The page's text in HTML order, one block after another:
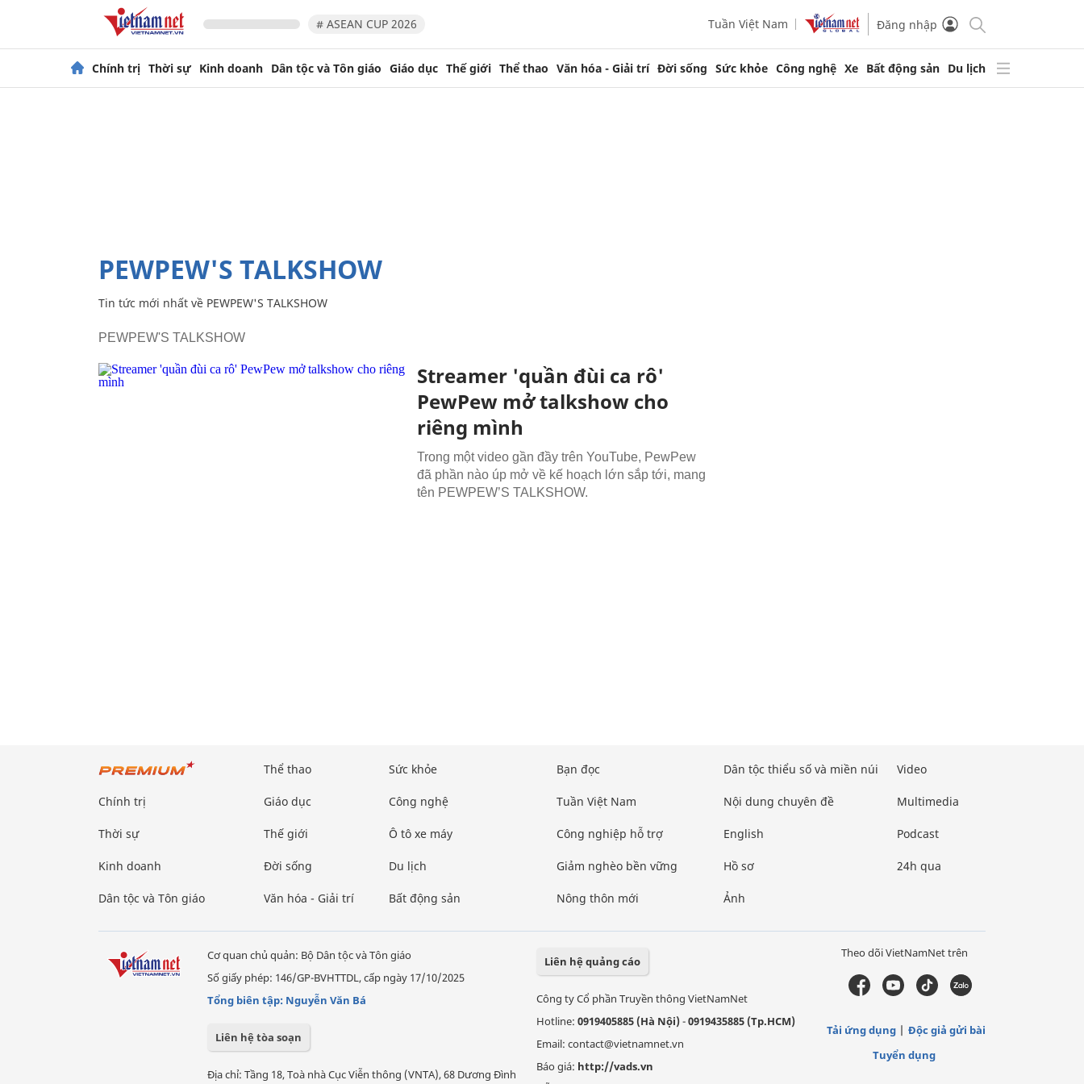
# ASEAN CUP 2026 Tuần Việt Nam Đăng nhập
Chính trị Thời sự Kinh doanh Dân tộc và Tôn giáo Giáo dục Thế giới Thể thao Văn hóa - Giải trí Đời sống Sức khỏe Công nghệ Xe Bất động sản Du lịch
PEWPEW'S TALKSHOW
Tin tức mới nhất về PEWPEW'S TALKSHOW
PEWPEW'S TALKSHOW
Streamer 'quần đùi ca rô'
PewPew mở talkshow cho
riêng mình
Trong một video gần đầy trên YouTube, PewPew
đã phần nào úp mở về kế hoạch lớn sắp tới, mang
tên PEWPEW’S TALKSHOW.
Chính trị
Thời sự
Kinh doanh
Dân tộc và Tôn giáo
Thể thao
Giáo dục
Thế giới
Đời sống
Văn hóa - Giải trí
Sức khỏe
Công nghệ
Ô tô xe máy
Du lịch
Bất động sản
Bạn đọc
Tuần Việt Nam
Công nghiệp hỗ trợ
Giảm nghèo bền vững
Nông thôn mới
Dân tộc thiểu số và miền núi
Nội dung chuyên đề
English
Hồ sơ
Ảnh
Video
Multimedia
Podcast
24h qua
Cơ quan chủ quản: Bộ Dân tộc và Tôn giáo
Số giấy phép: 146/GP-BVHTTDL, cấp ngày 17/10/2025
Tổng biên tập: Nguyễn Văn Bá
Liên hệ tòa soạn
Địa chỉ: Tầng 18, Toà nhà Cục Viễn thông (VNTA), 68 Dương Đình
Liên hệ quảng cáo
Công ty Cổ phần Truyền thông VietNamNet
Hotline: 0919405885 (Hà Nội)-0919435885 (Tp.HCM)
Email: contact@vietnamnet.vn
Báo giá: http://vads.vn
Theo dõi VietNamNet trên
Tải ứng dụng
Độc giả gửi bài
Tuyển dụng